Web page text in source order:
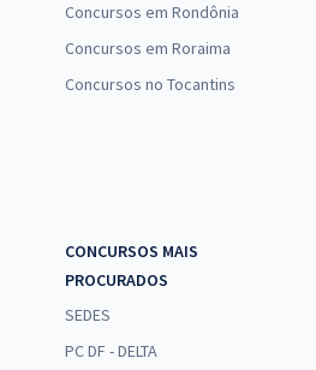
Concursos em Rondônia
Concursos em Roraima
Concursos no Tocantins
CONCURSOS MAIS
PROCURADOS
SEDES
PC DF - DELTA